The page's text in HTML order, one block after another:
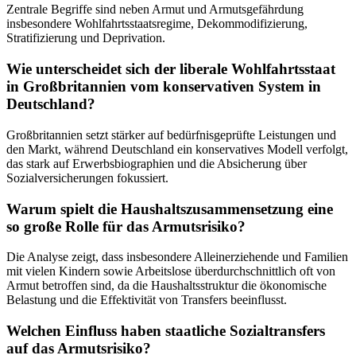
Zentrale Begriffe sind neben Armut und Armutsgefährdung
insbesondere Wohlfahrtsstaatsregime, Dekommodifizierung,
Stratifizierung und Deprivation.
Wie unterscheidet sich der liberale Wohlfahrtsstaat
in Großbritannien vom konservativen System in
Deutschland?
Großbritannien setzt stärker auf bedürfnisgeprüfte Leistungen und
den Markt, während Deutschland ein konservatives Modell verfolgt,
das stark auf Erwerbsbiographien und die Absicherung über
Sozialversicherungen fokussiert.
Warum spielt die Haushaltszusammensetzung eine
so große Rolle für das Armutsrisiko?
Die Analyse zeigt, dass insbesondere Alleinerziehende und Familien
mit vielen Kindern sowie Arbeitslose überdurchschnittlich oft von
Armut betroffen sind, da die Haushaltsstruktur die ökonomische
Belastung und die Effektivität von Transfers beeinflusst.
Welchen Einfluss haben staatliche Sozialtransfers
auf das Armutsrisiko?